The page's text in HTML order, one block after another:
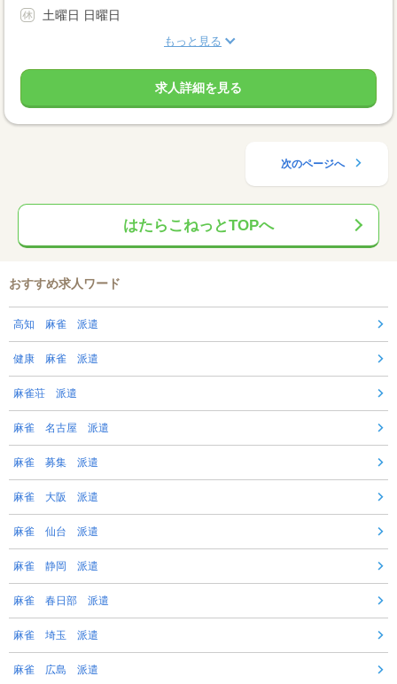
土曜日 日曜日
もっと見る
求人詳細を見る
次のページへ
はたらこねっとTOPへ
おすすめ求人ワード
高知 麻雀 派遣
健康 麻雀 派遣
麻雀荘 派遣
麻雀 名古屋 派遣
麻雀 募集 派遣
麻雀 大阪 派遣
麻雀 仙台 派遣
麻雀 静岡 派遣
麻雀 春日部 派遣
麻雀 埼玉 派遣
麻雀 広島 派遣